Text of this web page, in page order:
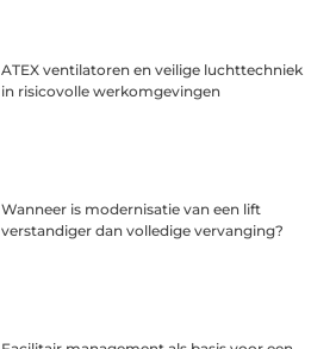
ATEX ventilatoren en veilige luchttechniek
in risicovolle werkomgevingen
Wanneer is modernisatie van een lift
verstandiger dan volledige vervanging?